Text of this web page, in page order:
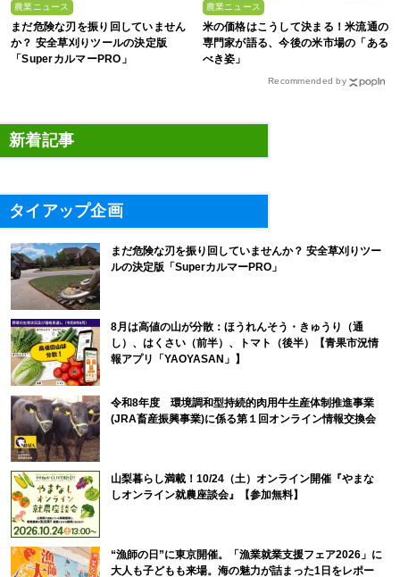
農業ニュース
まだ危険な刃を振り回していません
か？ 安全草刈りツールの決定版
「SuperカルマーPRO」
農業ニュース
米の価格はこうして決まる！米流通の
専門家が語る、今後の米市場の「ある
べき姿」
Recommended by
新着記事
タイアップ企画
まだ危険な刃を振り回していませんか？ 安全草刈りツー
ルの決定版「SuperカルマーPRO」
8月は高値の山が分散：ほうれんそう・きゅうり（通
し）、はくさい（前半）、トマト（後半）【青果市況情
報アプリ「YAOYASAN」】
令和8年度 環境調和型持続的肉用牛生産体制推進事業
(JRA畜産振興事業)に係る第１回オンライン情報交換会
山梨暮らし満載！10/24（土）オンライン開催『やまな
しオンライン就農座談会』【参加無料】
“漁師の日”に東京開催。「漁業就業支援フェア2026」に
大人も子どもも来場。海の魅力が詰まった1日をレポー